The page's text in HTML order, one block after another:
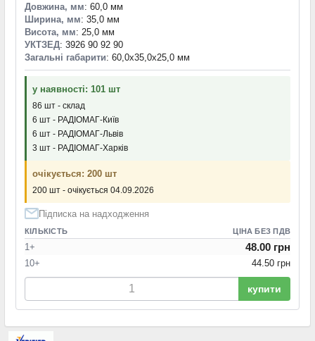
Довжина, мм: 60,0 мм
Ширина, мм: 35,0 мм
Висота, мм: 25,0 мм
УКТЗЕД: 3926 90 92 90
Загальні габарити: 60,0x35,0x25,0 мм
у наявності: 101 шт
86 шт - склад
6 шт - РАДІОМАГ-Київ
6 шт - РАДІОМАГ-Львів
3 шт - РАДІОМАГ-Харків
очікується: 200 шт
200 шт - очікується 04.09.2026
Підписка на надходження
КІЛЬКІСТЬ ЦІНА БЕЗ ПДВ
1+ 48.00 грн
10+ 44.50 грн
купити